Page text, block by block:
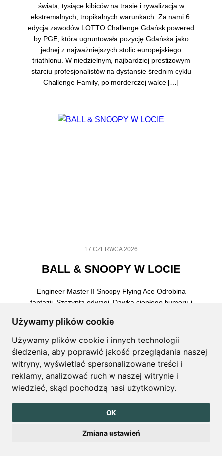
Używamy plików cookie
Używamy plików cookie i innych technologii
śledzenia, aby poprawić jakość przeglądania naszej
witryny, wyświetlać spersonalizowane treści i
reklamy, analizować ruch w naszej witrynie i
wiedzieć, skąd pochodzą nasi użytkownicy.
OK
Zmiana ustawień
świata, tysiące kibiców na trasie i rywalizacja w
ekstremalnych, tropikalnych warunkach. Za nami 6.
edycja zawodów LOTTO Challenge Gdańsk powered
by PGE, która ugruntowała pozycję Gdańska jako
jednej z najważniejszych stolic europejskiego
triathlonu. W niedzielnym, najbardziej prestiżowym
starciu profesjonalistów na dystansie średnim cyklu
Challenge Family, po morderczej walce […]
17 CZERWCA 2026
BALL & SNOOPY W LOCIE
Engineer Master II Snoopy Flying Ace Odrobina
fantazji. Szczypta odwagi. Dawka ciepłego humoru i
Charlesa M. Schulza w 1950 roku komiks Peanuts od
dziesięcioleci przypomina, że niepowodzenia i
niegasnąca wiara w sukces są nieodłączną częścią
każdej podróży. W ramach swojej pierwszej
współpracy z uniwersum Peanuts, BALL Watch
Company prezentuje model Engineer […]
ZOBACZ WSZYSTKIE AKTUALNOŚCI